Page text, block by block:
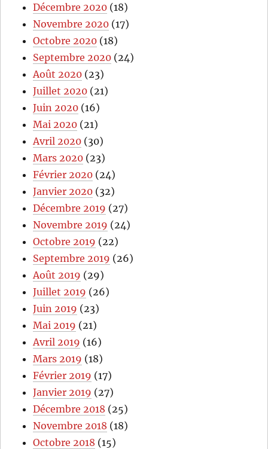
Décembre 2020 (18)
Novembre 2020 (17)
Octobre 2020 (18)
Septembre 2020 (24)
Août 2020 (23)
Juillet 2020 (21)
Juin 2020 (16)
Mai 2020 (21)
Avril 2020 (30)
Mars 2020 (23)
Février 2020 (24)
Janvier 2020 (32)
Décembre 2019 (27)
Novembre 2019 (24)
Octobre 2019 (22)
Septembre 2019 (26)
Août 2019 (29)
Juillet 2019 (26)
Juin 2019 (23)
Mai 2019 (21)
Avril 2019 (16)
Mars 2019 (18)
Février 2019 (17)
Janvier 2019 (27)
Décembre 2018 (25)
Novembre 2018 (18)
Octobre 2018 (15)